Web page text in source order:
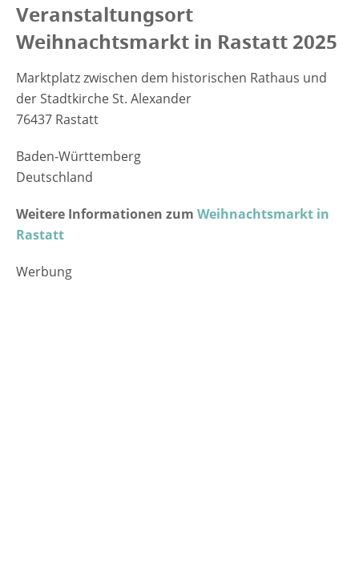
Veranstaltungsort
Weihnachtsmarkt in Rastatt 2025
Marktplatz zwischen dem historischen Rathaus und
der Stadtkirche St. Alexander
76437 Rastatt
Baden-Württemberg
Deutschland
Weitere Informationen zum Weihnachtsmarkt in
Rastatt
Werbung